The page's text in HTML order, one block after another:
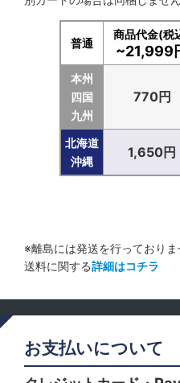
普通
商品代金(税
~21,999
本州
四国
九州
770円
北海道
沖縄
1,650円
※離島には発送を行っておりま
送料に関する詳細はコチラ
お支払いについて